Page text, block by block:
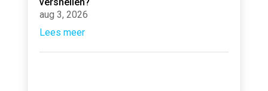
aug 3, 2026
Lees meer